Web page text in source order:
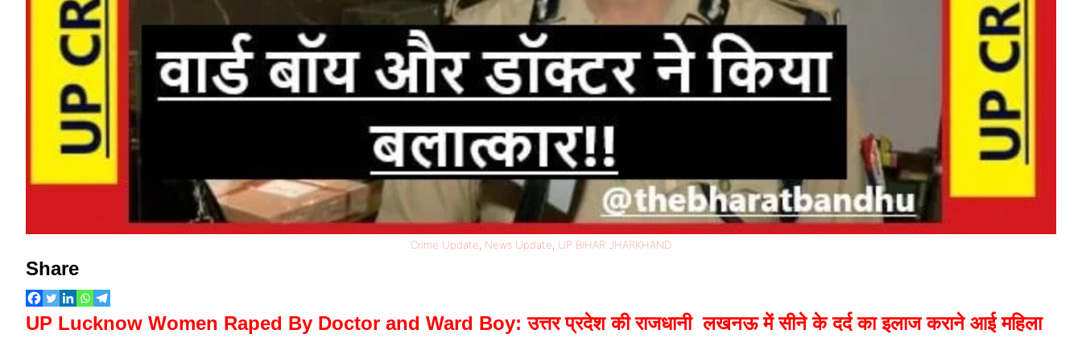
Crime Update, News Update, UP BIHAR JHARKHAND
Share
UP Lucknow Women Raped By Doctor and Ward Boy: उत्तर प्रदेश की राजधानी लखनऊ में सीने के दर्द का इलाज कराने आई महिला